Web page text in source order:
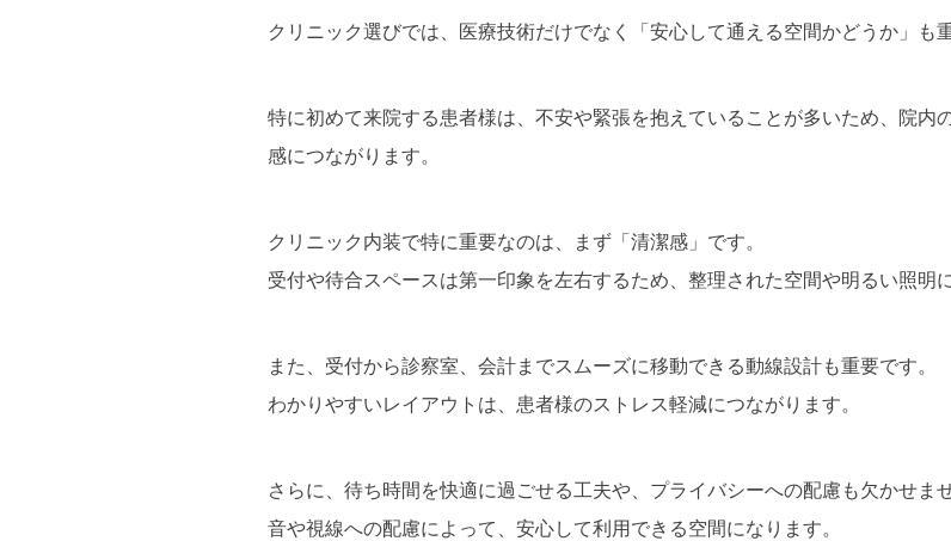
クリニック選びでは、医療技術だけでなく「安心して通える空間かどうか」も
特に初めて来院する患者様は、不安や緊張を抱えていることが多いため、院内
感につながります。
クリニック内装で特に重要なのは、まず「清潔感」です。
受付や待合スペースは第一印象を左右するため、整理された空間や明るい照明
また、受付から診察室、会計までスムーズに移動できる動線設計も重要です。
わかりやすいレイアウトは、患者様のストレス軽減につながります。
さらに、待ち時間を快適に過ごせる工夫や、プライバシーへの配慮も欠かせませ
音や視線への配慮によって、安心して利用できる空間になります。